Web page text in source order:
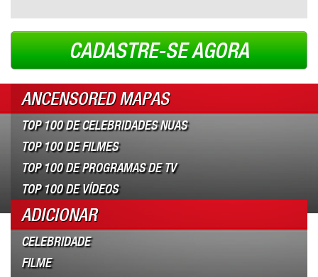
CADASTRE-SE AGORA
ANCENSORED MAPAS
TOP 100 DE CELEBRIDADES NUAS
TOP 100 DE FILMES
TOP 100 DE PROGRAMAS DE TV
TOP 100 DE VÍDEOS
ADICIONAR
CELEBRIDADE
FILME